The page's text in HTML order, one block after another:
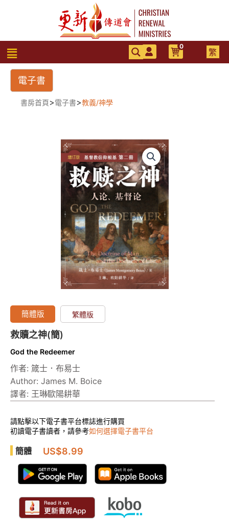
要
內選
單
0
繁
電子書
書房首頁>電子書>教義/神學
簡體版 繁體版
救贖之神(簡)
God the Redeemer
作者: 箴士．布易士
Author: James M. Boice
譯者: 王琳∕歐陽耕華
請點擊以下電子書平台標誌進行購買
初讀電子書讀者，請參考如何選擇電子書平台
簡體 US$8.99